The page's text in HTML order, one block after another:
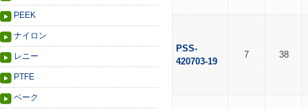
PEEK
ナイロン
レニー
PTFE
ベーク
PSS-
420703-19
7 38